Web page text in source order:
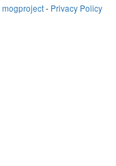
mogproject- Privacy Policy